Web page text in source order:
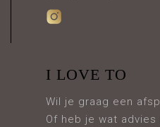
I LOVE TO
Wil je graag een
Of heb je wat